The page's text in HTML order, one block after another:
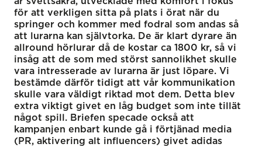
för att verkligen sitta på plats i örat när du
springer och kommer med fodral som andas så
att lurarna kan självtorka. De är klart dyrare än
allround hörlurar då de kostar ca 1800 kr, så vi
insåg att de som med störst sannolikhet skulle
vara intresserade av lurarna är just löpare. Vi
bestämde därför tidigt att vår kommunikation
skulle vara väldigt riktad mot dem. Detta blev
extra viktigt givet en låg budget som inte tillät
något spill. Briefen specade också att
kampanjen enbart kunde gå i förtjänad media
(PR, aktivering alt influencers) givet adidas